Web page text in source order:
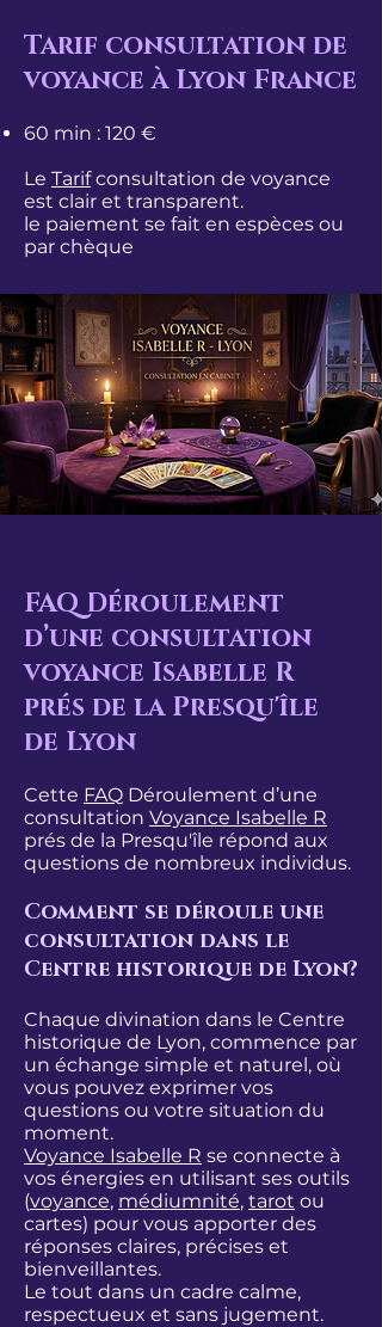
Tarif consultation de
voyance à Lyon France
60 min : 120 €
Le Tarif consultation de voyance
est clair et transparent.
le paiement se fait en espèces ou
par chèque
FAQ Déroulement
d’une consultation
voyance Isabelle R
prés de la Presqu'île
de Lyon
Cette FAQ Déroulement d’une
consultation Voyance Isabelle R
prés de la Presqu'île répond aux
questions de nombreux individus.
Comment se déroule une
consultation dans le
Centre historique de Lyon?
​Chaque divination dans le Centre
historique de Lyon, commence par
un échange simple et naturel, où
vous pouvez exprimer vos
questions ou votre situation du
moment.
Voyance Isabelle R se connecte à
vos énergies en utilisant ses outils
(voyance, médiumnité, tarot ou
cartes) pour vous apporter des
réponses claires, précises et
bienveillantes.
Le tout dans un cadre calme,
respectueux et sans jugement.